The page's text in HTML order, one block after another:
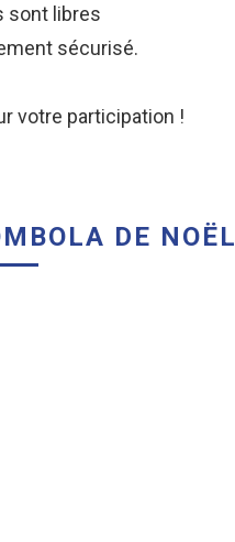
sont libres
sécurisé.
votre participation !
DE NOËL